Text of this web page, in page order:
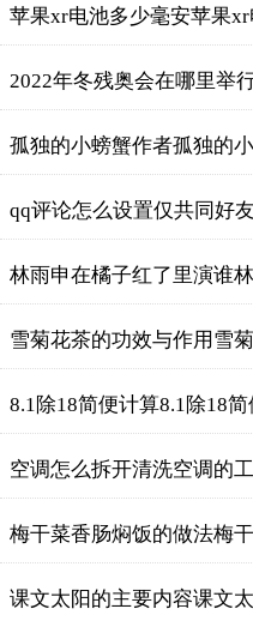
苹果xr电池多少毫安苹果
2022年冬残奥会在哪里举
孤独的小螃蟹作者孤独的
林雨申在橘子红了里演谁
雪菊花茶的功效与作用雪
8.1除18简便计算8.1除18
空调怎么拆开清洗空调的
梅干菜香肠焖饭的做法梅
课文太阳的主要内容课文